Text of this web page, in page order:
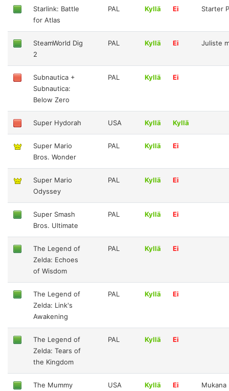
Starlink: Battle
for Atlas
PAL Kyllä Ei Starter
SteamWorld Dig
2
PAL Kyllä Ei Juliste
Subnautica +
Subnautica:
Below Zero
PAL Kyllä Ei
Super Hydorah USA Kyllä Kyllä
Super Mario
Bros. Wonder
PAL Kyllä Ei
Super Mario
Odyssey
PAL Kyllä Ei
Super Smash
Bros. Ultimate
PAL Kyllä Ei
The Legend of
Zelda: Echoes
of Wisdom
PAL Kyllä Ei
The Legend of
Zelda: Link's
Awakening
PAL Kyllä Ei
The Legend of
Zelda: Tears of
the Kingdom
PAL Kyllä Ei
The Mummy
USA Kyllä Ei
Mukana